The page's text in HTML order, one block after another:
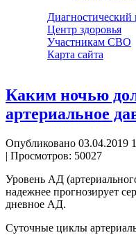
Диагностический
Центр здоровья
Участникам СВО
Карта сайта
Каким ночью
артериальное
Опубликовано 03.04.2019
| Просмотров: 50027
Уровень АД
надежнее прогнозирует
дневное АД.
Суточные циклы